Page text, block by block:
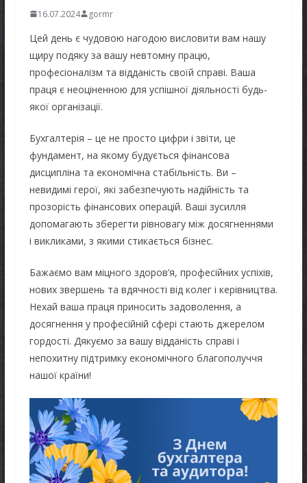
16.07.2024 gormr
Цей день є чудовою нагодою висловити вам нашу
щиру подяку за вашу невтомну працю,
професіоналізм та відданість своїй справі. Ваша
праця є неоціненною для успішної діяльності будь-
якої організації.
Бухгалтерія – це не просто цифри і звіти, це
фундамент, на якому будується фінансова
дисципліна та економічна стабільність. Ви –
невидимі герої, які забезпечують надійність та
прозорість фінансових операцій. Ваші зусилля
допомагають зберегти рівновагу між досягненнями
і викликами, з якими стикається бізнес.
Бажаємо вам міцного здоров’я, професійних успіхів,
нових звершень та вдячності від колег і керівництва.
Нехай ваша праця приносить задоволення, а
досягнення у професійній сфері стають джерелом
гордості. Дякуємо за вашу відданість справі і
непохитну підтримку економічного благополуччя
нашої країни!